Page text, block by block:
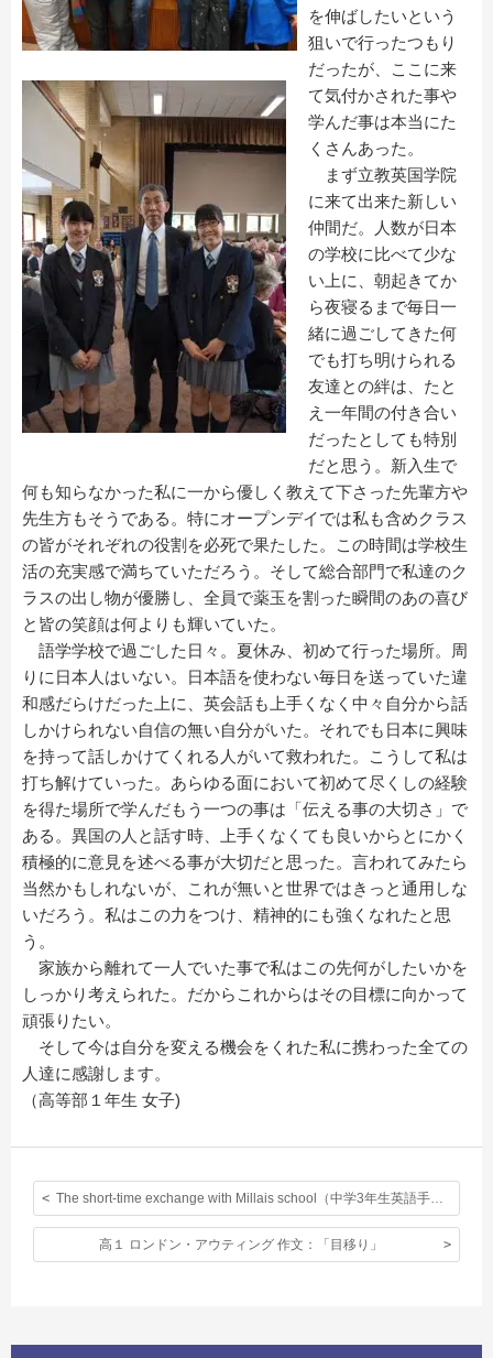
を伸ばしたいという
狙いで行ったつもり
だったが、ここに来
て気付かされた事や
学んだ事は本当にた
くさんあった。
まず立教英国学院
に来て出来た新しい
仲間だ。人数が日本
の学校に比べて少な
い上に、朝起きてか
ら夜寝るまで毎日一
緒に過ごしてきた何
でも打ち明けられる
友達との絆は、たと
え一年間の付き合い
だったとしても特別
だと思う。新入生で
何も知らなかった私に一から優しく教えて下さった先輩方や
先生方もそうである。特にオープンデイでは私も含めクラス
の皆がそれぞれの役割を必死で果たした。この時間は学校生
活の充実感で満ちていただろう。そして総合部門で私達のク
ラスの出し物が優勝し、全員で薬玉を割った瞬間のあの喜び
と皆の笑顔は何よりも輝いていた。
語学学校で過ごした日々。夏休み、初めて行った場所。周
りに日本人はいない。日本語を使わない毎日を送っていた違
和感だらけだった上に、英会話も上手くなく中々自分から話
しかけられない自信の無い自分がいた。それでも日本に興味
を持って話しかけてくれる人がいて救われた。こうして私は
打ち解けていった。あらゆる面において初めて尽くしの経験
を得た場所で学んだもう一つの事は「伝える事の大切さ」で
ある。異国の人と話す時、上手くなくても良いからとにかく
積極的に意見を述べる事が大切だと思った。言われてみたら
当然かもしれないが、これが無いと世界ではきっと通用しな
いだろう。私はこの力をつけ、精神的にも強くなれたと思
う。
家族から離れて一人でいた事で私はこの先何がしたいかを
しっかり考えられた。だからこれからはその目標に向かって
頑張りたい。
そして今は自分を変える機会をくれた私に携わった全ての
人達に感謝します。
（高等部１年生 女子)
高１ ロンドン・アウティング 作文：「目移り」